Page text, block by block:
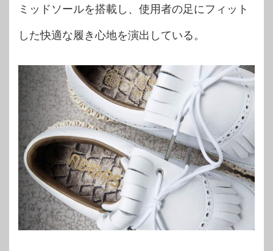
ミッドソールを搭載し、使用者の足にフィット
した快適な履き心地を演出している。